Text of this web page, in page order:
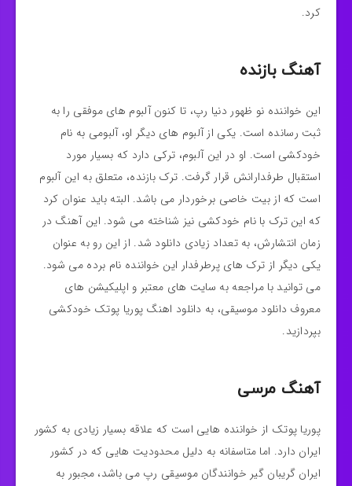
کرد.
آهنگ بازنده
این خواننده نو ظهور دنیا رپ، تا کنون آلبوم های موفقی را به
ثبت رسانده است. یکی از آلبوم های دیگر او، آلبومی به نام
خودکشی است. او در این آلبوم، ترکی دارد که بسیار مورد
استقبال طرفدارانش قرار گرفت. ترک بازنده، متعلق به این آلبوم
است که از بیت خاصی برخوردار می باشد. البته باید عنوان کرد
که این ترک با نام خودکشی نیز شناخته می شود. این آهنگ در
زمان انتشارش، به تعداد زیادی دانلود شد. از این رو به عنوان
یکی دیگر از ترک های پرطرفدار این خواننده نام برده می شود.
می توانید با مراجعه به سایت های معتبر و اپلیکیشن های
معروف دانلود موسیقی، به دانلود اهنگ پوریا پوتک خودکشی
بپردازید.
آهنگ مرسی
پوریا پوتک از خواننده هایی است که علاقه بسیار زیادی به کشور
ایران دارد. اما متاسفانه به دلیل محدودیت هایی که در کشور
ایران گریبان گیر خوانندگان موسیقی رپ می باشد، مجبور به